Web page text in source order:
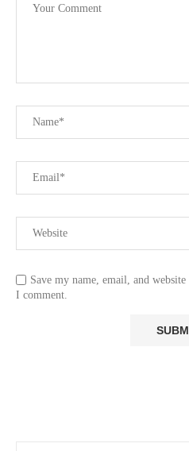
Save my name, email, and
I comment.